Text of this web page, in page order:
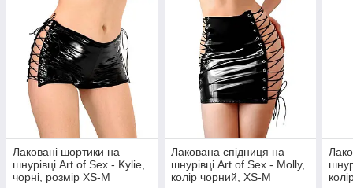
Лаковані шортики на
шнурівці Art of Sex - Kylie,
чорні, розмір XS-M
Лакована спідниця на
шнурівці Art of Sex - Molly,
колір чорний, XS-M